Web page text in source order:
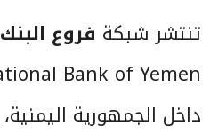
تنتشر شبكة فروع
داخل الجمهورية